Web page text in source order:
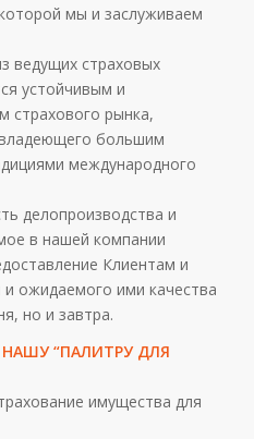
мы и заслуживаем
ведущих страховых
устойчивым и
страхового рынка,
большим
международного
делопроизводства и
в нашей компании
Клиентам и
ожидаемого ими качества
но и завтра.
“ПАЛИТРУ ДЛЯ
имущества для